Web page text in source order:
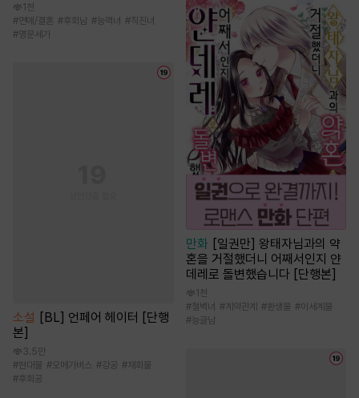
1천
#연애/결혼 #후회남 #능력녀 #직진녀
#명문세가
소설 [BL] 언페어 헤이터 [단행
본]
3.5만
#현대물 #오메가버스 #강공 # 재회물
#후회공
만화 [일권만] 왕태자님과의 약
혼을 거절했더니 어째서인지 얀
데레로 돌변했습니다 [단행본]
1천
#철벽녀 #계약관계 #환생물 #이세계물
#능글남